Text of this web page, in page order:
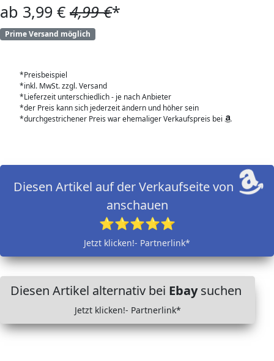
ab 3,99 € 4,99 €*
Prime Versand möglich
*Preisbeispiel
*inkl. MwSt. zzgl. Versand
*Lieferzeit unterschiedlich - je nach Anbieter
*der Preis kann sich jederzeit ändern und höher sein
*durchgestrichener Preis war ehemaliger Verkaufspreis bei
Diesen Artikel auf der Verkaufseite von
anschauen
⭐⭐⭐⭐⭐
Jetzt klicken!- Partnerlink*
Diesen Artikel alternativ bei Ebaysuchen
Jetzt klicken!- Partnerlink*